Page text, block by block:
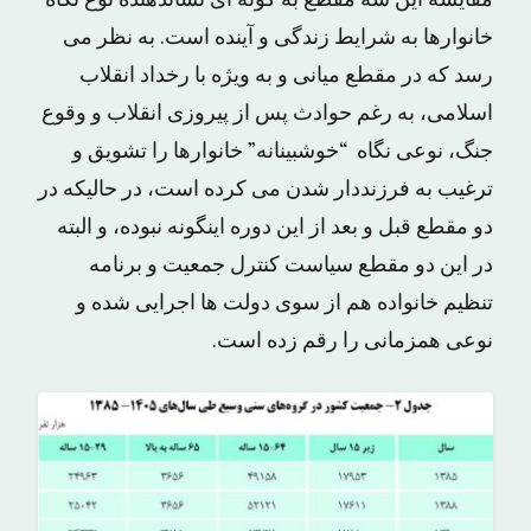
خانوارها به شرایط زندگی و آینده است. به نظر می
رسد که در مقطع میانی و به ویژه با رخداد انقلاب
اسلامی، به رغم حوادث پس از پیروزی انقلاب و وقوع
جنگ، نوعی نگاه “خوشبینانه” خانوارها را تشویق و
ترغیب به فرزنددار شدن می کرده است، در حالیکه در
دو مقطع قبل و بعد از این دوره اینگونه نبوده، و البته
در این دو مقطع سیاست کنترل جمعیت و برنامه
تنظیم خانواده هم از سوی دولت ها اجرایی شده و
نوعی همزمانی را رقم زده است.